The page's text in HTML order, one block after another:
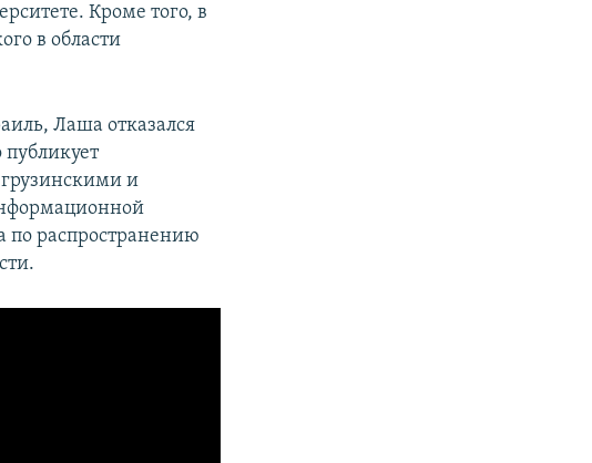
Кроме того, в
в области
Лаша отказался
публикует
и
по распространению